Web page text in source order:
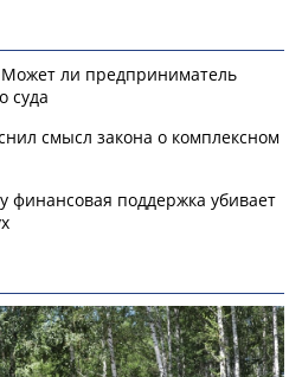
ли предприниматель
суда
смысл закона о комплексном
финансовая поддержка убивает